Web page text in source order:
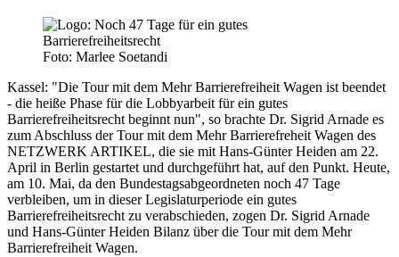
Foto: Marlee Soetandi
Kassel: "Die Tour mit dem Mehr Barrierefreiheit Wagen ist beendet
- die heiße Phase für die Lobbyarbeit für ein gutes
Barrierefreiheitsrecht beginnt nun", so brachte Dr. Sigrid Arnade es
zum Abschluss der Tour mit dem Mehr Barrierefreheit Wagen des
NETZWERK ARTIKEL, die sie mit Hans-Günter Heiden am 22.
April in Berlin gestartet und durchgeführt hat, auf den Punkt. Heute,
am 10. Mai, da den Bundestagsabgeordneten noch 47 Tage
verbleiben, um in dieser Legislaturperiode ein gutes
Barrierefreiheitsrecht zu verabschieden, zogen Dr. Sigrid Arnade
und Hans-Günter Heiden Bilanz über die Tour mit dem Mehr
Barrierefreiheit Wagen.